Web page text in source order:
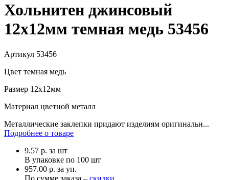
Хольнитен джинсовый
12х12мм темная медь 53456
Артикул 53456
Цвет темная медь
Размер 12х12мм
Материал цветной металл
Металлические заклепки придают изделиям оригинальн...
Подробнее о товаре
9.57 р. за шт
В упаковке по 100 шт
957.00 р. за уп.
По сумме заказа – скидки